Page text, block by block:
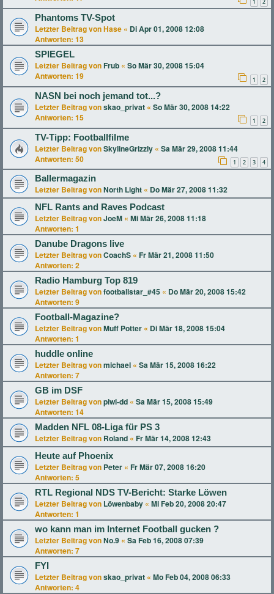
Phantoms TV-Spot
Letzter Beitrag vonHase « Di Apr 01, 2008 12:08
Antworten: 13
SPIEGEL
Letzter Beitrag von Frub « So Mär 30, 2008 15:04
Antworten: 19 1 2
NASN bei noch jemand tot...?
Letzter Beitrag vonskao_privat « So Mär 30, 2008 14:22
Antworten: 15 1 2
TV-Tipp: Footballfilme
Letzter Beitrag vonSkylineGrizzly « Sa Mär 29, 2008 11:44
Antworten: 50 1 2 3 4
Ballermagazin
Letzter Beitrag vonNorth Light « Do Mär 27, 2008 11:32
NFL Rants and Raves Podcast
Letzter Beitrag vonJoeM « Mi Mär 26, 2008 11:18
Antworten: 1
Danube Dragons live
Letzter Beitrag vonCoachS « Fr Mär 21, 2008 11:50
Antworten: 2
Radio Hamburg Top 819
Letzter Beitrag vonfootballstar_#45 « Do Mär 20, 2008 15:42
Antworten: 9
Football-Magazine?
Letzter Beitrag vonMuff Potter « Di Mär 18, 2008 15:04
Antworten: 1
huddle online
Letzter Beitrag vonmichael « Sa Mär 15, 2008 16:22
Antworten: 7
GB im DSF
Letzter Beitrag vonpiwi-dd « Sa Mär 15, 2008 15:49
Antworten: 14
Madden NFL 08-Liga für PS 3
Letzter Beitrag von Roland « Fr Mär 14, 2008 12:43
Heute auf Phoenix
Letzter Beitrag von Peter « Fr Mär 07, 2008 16:20
Antworten: 5
RTL Regional NDS TV-Bericht: Starke Löwen
Letzter Beitrag von Löwenbaby « Mi Feb 20, 2008 20:47
Antworten: 1
wo kann man im Internet Football gucken ?
Letzter Beitrag vonNo.9 « Sa Feb 16, 2008 07:39
Antworten: 7
FYI
Letzter Beitrag vonskao_privat « Mo Feb 04, 2008 06:33
Antworten: 4